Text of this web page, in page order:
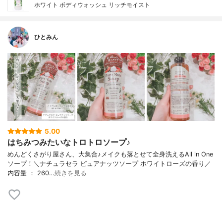
ホワイト ボディウォッシュ リッチモイスト
ひとみん
5.00
はちみつみたいなトロトロソープ♪
めんどくさがり屋さん、大集合♪メイクも落とせて全身洗えるAll in One
ソープ！＼ナチュラセラ ピュアナッツソープ ホワイトローズの香り／
内容量 ： 260…続きを見る